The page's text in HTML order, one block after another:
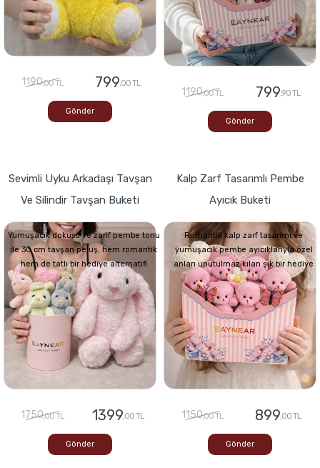
1190,00 TL 799,00 TL
Gönder
1190,00 TL 799,90 TL
Gönder
Sevimli Uyku Arkadaşı Tavşan
Ve Silindir Tavşan Buketi
Yumuşacık dokusu ve zarif pembe tonu
ile 30 cm tavşan peluş, hem romantik
hem de tatlı bir hediye alternatifi
1750,00 TL 1399,00 TL
Gönder
Kalp Zarf Tasarımlı Pembe
Ayıcık Buketi
Romantik kalp zarf tasarımı ve
yumuşacık pembe ayıcıklarıyla özel
anları unutulmaz kılan şık bir hediye
1150,00 TL 899,00 TL
Gönder